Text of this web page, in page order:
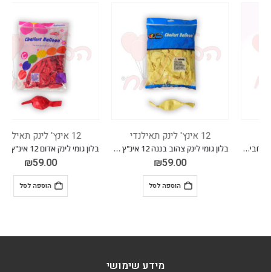
בלון גומי לינק צהוב בננה 12 אינ"ץ חבילה של 100 יח'
₪
הוספה לסל
בלון גומי לינק אדום 12 אינ"ץ חבילה של 100 יח'
₪
הוספה לסל
מידע שימושי